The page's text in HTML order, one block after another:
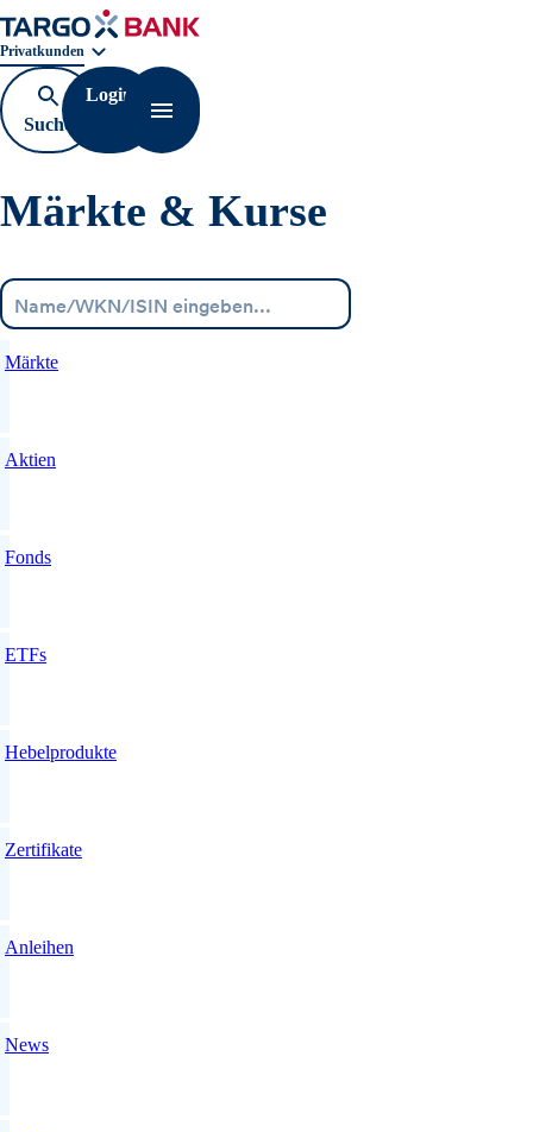
Geschäftsbereichnavigation. Aktuelle Auswahl:
Privatkunden
Suche
öffnen
Login
Navigation öffnen
Märkte & Kurse
Märkte
Aktien
Fonds
ETFs
Hebelprodukte
Zertifikate
Anleihen
News